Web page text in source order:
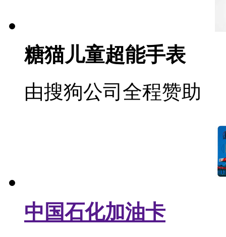
糖猫儿童超能手表
由搜狗公司全程赞助
中国石化加油卡